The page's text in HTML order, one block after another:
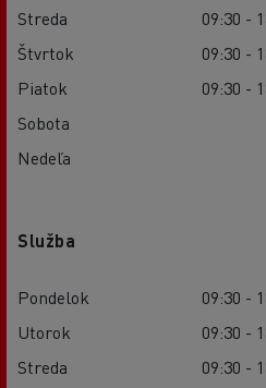
Streda
09:30 -
Štvrtok
09:30 -
Piatok
09:30 -
Sobota
Nedeľa
Služba
Pondelok
09:30 -
Utorok
09:30 -
Streda
09:30 -